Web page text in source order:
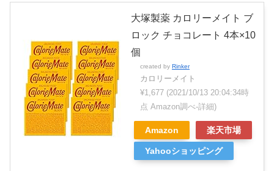
大塚製薬 カロリーメイト ブ
ロック チョコレート 4本×10
個
created by Rinker
カロリーメイト
¥1,677 (2021/10/13 20:04:34時
点 Amazon調べ-詳細)
Amazon 楽天市場
Yahooショッピング